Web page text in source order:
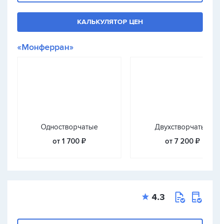
КАЛЬКУЛЯТОР ЦЕН
«Монферран»
Одностворчатые
от 1 700 ₽
Двухстворчатые
от 7 200 ₽
4.3